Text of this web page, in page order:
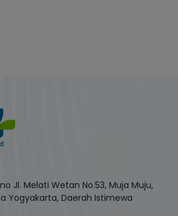
Jl. Melati Wetan No.53, Muja Muju,
Yogyakarta, Daerah Istimewa